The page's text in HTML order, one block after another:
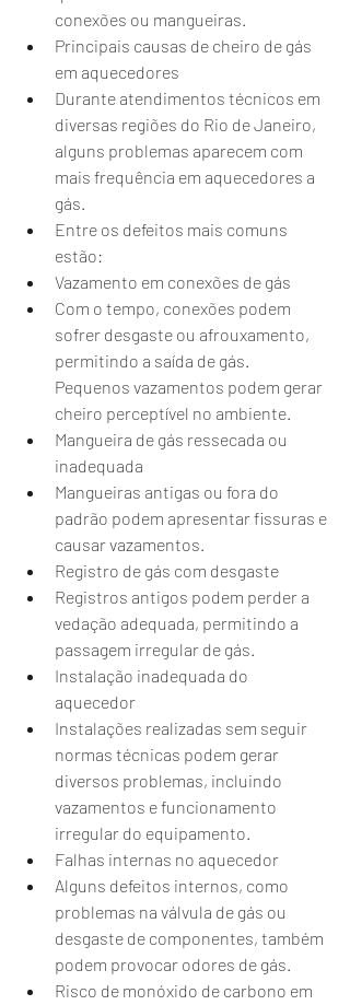
conexões ou mangueiras.
Principais causas de cheiro de gás
em aquecedores
Durante atendimentos técnicos em
diversas regiões do Rio de Janeiro,
alguns problemas aparecem com
mais frequência em aquecedores a
gás.
Entre os defeitos mais comuns
estão:
Vazamento em conexões de gás
Com o tempo, conexões podem
sofrer desgaste ou afrouxamento,
permitindo a saída de gás.
Pequenos vazamentos podem gerar
cheiro perceptível no ambiente.
Mangueira de gás ressecada ou
inadequada
Mangueiras antigas ou fora do
padrão podem apresentar fissuras e
causar vazamentos.
Registro de gás com desgaste
Registros antigos podem perder a
vedação adequada, permitindo a
passagem irregular de gás.
Instalação inadequada do
aquecedor
Instalações realizadas sem seguir
normas técnicas podem gerar
diversos problemas, incluindo
vazamentos e funcionamento
irregular do equipamento.
Falhas internas no aquecedor
Alguns defeitos internos, como
problemas na válvula de gás ou
desgaste de componentes, também
podem provocar odores de gás.
Risco de monóxido de carbono em